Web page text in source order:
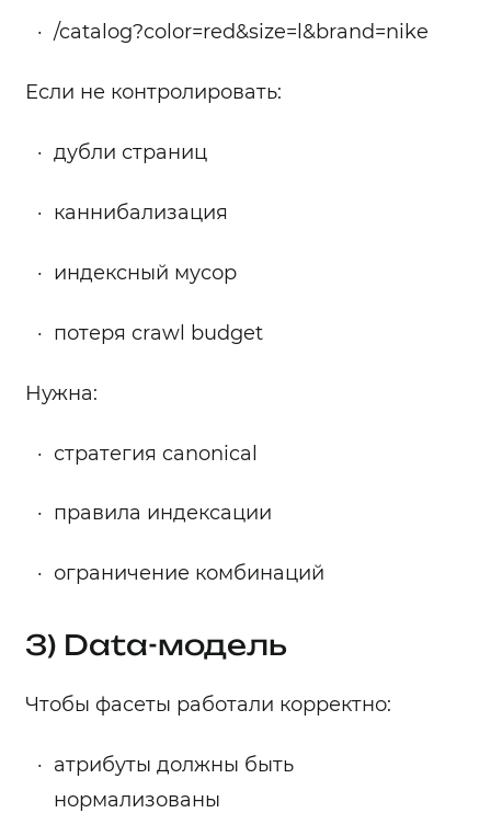
/catalog?color=red&size=l&brand=nike
Если не контролировать:
дубли страниц
каннибализация
индексный мусор
потеря crawl budget
Нужна:
стратегия canonical
правила индексации
ограничение комбинаций
3) Data-модель
Чтобы фасеты работали корректно:
атрибуты должны быть
нормализованы